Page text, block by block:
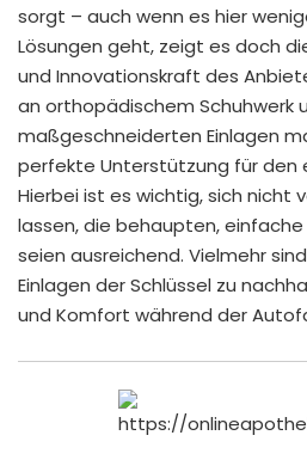
sorgt – auch wenn es hier
Lösungen geht, zeigt es doch
und Innovationskraft des
an orthopädischem Schuhwerk
maßgeschneiderten Einlagen
perfekte Unterstützung für den
Hierbei ist es wichtig, sich nicht
lassen, die behaupten,
seien ausreichend. Vielmehr
Einlagen der Schlüssel zu
und Komfort während der